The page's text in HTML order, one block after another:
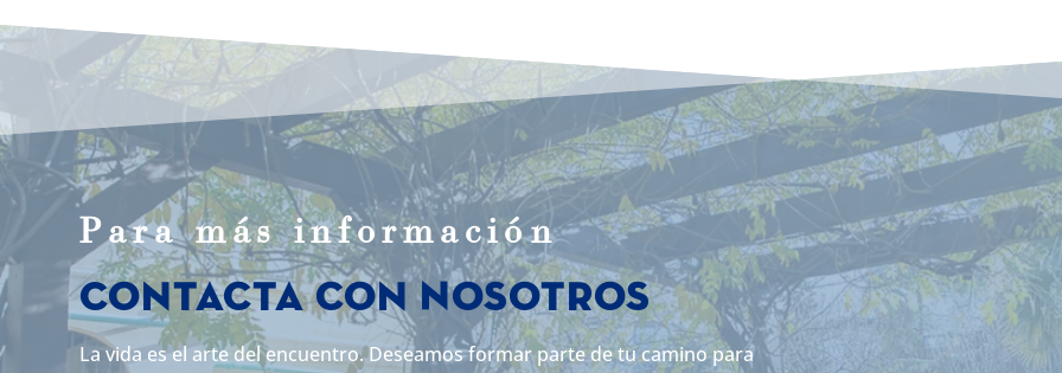
Para más información
Contacta con Nosotros
La vida es el arte del encuentro. Deseamos formar parte de tu camino para